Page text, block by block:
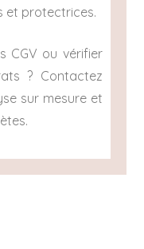
et protectrices.
CGV ou vérifier
? Contactez
sur mesure et